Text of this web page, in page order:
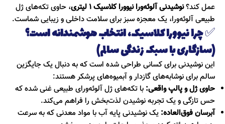
عمل کند؟نوشیدنی آلوئه‌ورا نیوورا کلاسیک ۱ لیتری
، حاوی تکه‌های ژل
طبیعی آلوئه‌ورا، یک معجزه سبز برای سلامت داخلی و زیبایی شماست.
✅چرا نیوورا کلاسیک، انتخاب هوشمندانه است؟
(سازگاری با سبک زندگی سالم)
این نوشیدنی برای کسانی طراحی شده است که به دنبال یک جایگزین
سالم برای نوشابه‌های گازدار و آبمیوه‌های پرشکر هستند:
حاوی ژل و پالپ واقعی: با تکه‌های ژل آلوئه‌ورای طبیعی غنی شده که
حس تازگی و یک تجربه نوشیدن لذت‌بخش را فراهم می‌کند.
آبرسان فوق‌العاده: یک نوشیدنی پایه آب با مواد معدنی که به سرعت